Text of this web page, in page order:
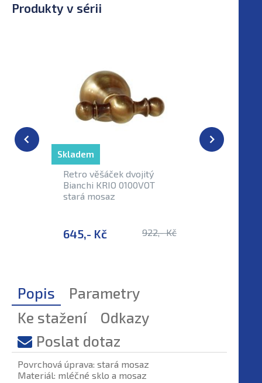
Produkty v sérii
Retro věšáček dvojitý
Bianchi KRIO 0100VOT
stará mosaz
645,- Kč 922,- Kč
Skladem Skladem
Popis
Parametry
Ke stažení
Odkazy
Poslat dotaz
Povrchová úprava: stará mosaz
Materiál: mléčné sklo a mosaz